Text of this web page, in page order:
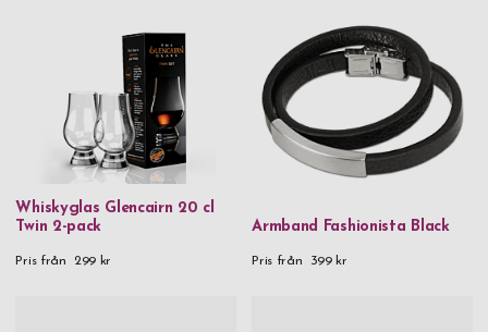
Whiskyglas Glencairn 20 cl
Twin 2-pack
Pris från 299 kr
Armband Fashionista Black
Pris från 399 kr